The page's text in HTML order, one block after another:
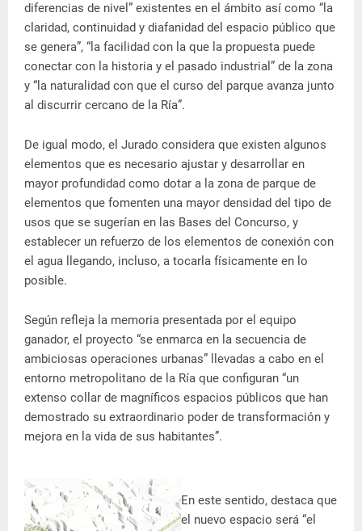
diferencias de nivel” existentes en el ámbito así como “la
claridad, continuidad y diafanidad del espacio público que
se genera”, “la facilidad con la que la propuesta puede
conectar con la historia y el pasado industrial” de la zona
y “la naturalidad con que el curso del parque avanza junto
al discurrir cercano de la Ría”.
De igual modo, el Jurado considera que existen algunos
elementos que es necesario ajustar y desarrollar en
mayor profundidad como dotar a la zona de parque de
elementos que fomenten una mayor densidad del tipo de
usos que se sugerían en las Bases del Concurso, y
establecer un refuerzo de los elementos de conexión con
el agua llegando, incluso, a tocarla físicamente en lo
posible.
Según refleja la memoria presentada por el equipo
ganador, el proyecto “se enmarca en la secuencia de
ambiciosas operaciones urbanas” llevadas a cabo en el
entorno metropolitano de la Ría que configuran “un
extenso collar de magníficos espacios públicos que han
demostrado su extraordinario poder de transformación y
mejora en la vida de sus habitantes”.
En este sentido, destaca que
el nuevo espacio será “el